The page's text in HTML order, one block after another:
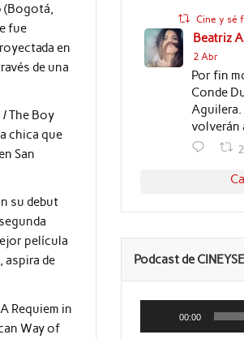
(Bogotá,
fue
en
de una
The Boy
chica que
San
su debut
película
aspira de
Requiem in
Way of
Cine y sé
Beatriz
2 Abr
Por fin
Conde
Aguilera.
volverán
Podcast de
Reproductor
audio
00:00